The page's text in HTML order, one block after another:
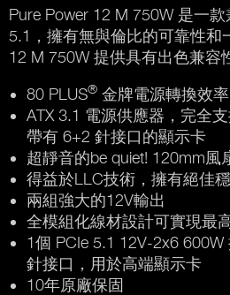
Pure Power 12 M 750W 是一
5.1，擁有無與倫比的可靠性和
12 M 750W 提供具有出色兼容
80 PLUS® 金牌電源轉換效
ATX 3.1 電源供應器，完全
帶有 6+2 針接口的顯示卡
超靜音的be quiet! 120mm風
得益於LLC技術，擁有絕佳
兩組強大的12V輸出
全模組化線材設計可實現最
1個 PCIe 5.1 12V-2x6
針接口，用於高端顯示卡
10年原廠保固